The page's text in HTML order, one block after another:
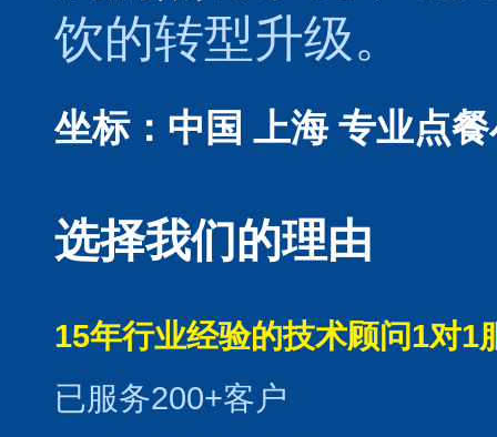
饮的转型升级。
坐标：中国 上海 专业点
选择我们的理由
15年行业经验的技术顾问1对1
已服务200+客户